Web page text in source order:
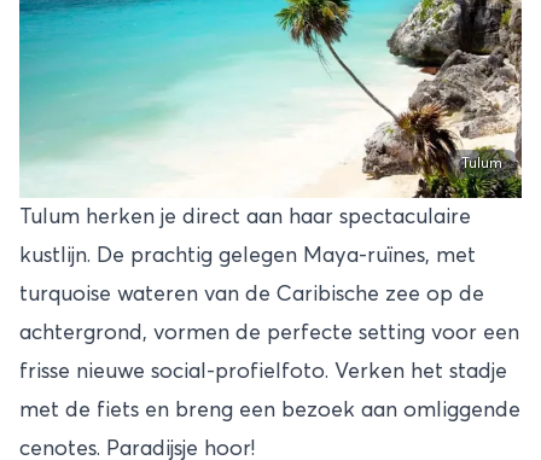
Tulum
Tulum herken je direct aan haar spectaculaire
kustlijn. De prachtig gelegen Maya-ruïnes, met
turquoise wateren van de Caribische zee op de
achtergrond, vormen de perfecte setting voor een
frisse nieuwe social-profielfoto. Verken het stadje
met de fiets en breng een bezoek aan omliggende
cenotes. Paradijsje hoor!